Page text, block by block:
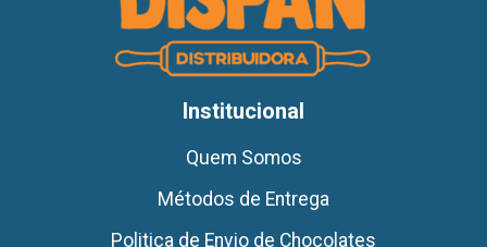
Institucional
Quem Somos
Métodos de Entrega
Politica de Envio de Chocolates